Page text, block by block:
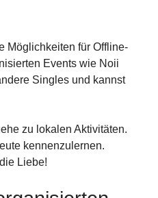
Möglichkeiten für Offline-
Events wie Noii
Singles und kannst
zu lokalen Aktivitäten.
kennenzulernen.
Liebe!